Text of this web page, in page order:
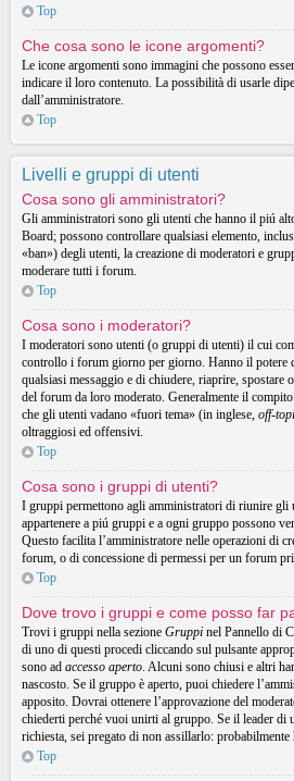
Top
Che cosa sono le icone argomenti?
Le icone argomenti sono immagini che possono
indicare il loro contenuto. La possibilità di usarle
dall’amministratore.
Top
Livelli e gruppi di utenti
Cosa sono gli amministratori?
Gli amministratori sono gli utenti che hanno il piú
Board; possono controllare qualsiasi elemento,
«ban») degli utenti, la creazione di moderatori e
moderare tutti i forum.
Top
Cosa sono i moderatori?
I moderatori sono utenti (o gruppi di utenti) il cui
controllo i forum giorno per giorno. Hanno il potere
qualsiasi messaggio e di chiudere, riaprire, spostare
del forum da loro moderato. Generalmente il
che gli utenti vadano «fuori tema» (in inglese, off-
oltraggiosi ed offensivi.
Top
Cosa sono i gruppi di utenti?
I gruppi permettono agli amministratori di riunire gli
appartenere a piú gruppi e a ogni gruppo possono
Questo facilita l’amministratore nelle operazioni di
forum, o di concessione di permessi per un forum
Top
Dove trovo i gruppi e come posso far
Trovi i gruppi nella sezione Gruppi nel Pannello di
di uno di questi procedi cliccando sul pulsante
sono ad accesso aperto. Alcuni sono chiusi e altri
nascosto. Se il gruppo è aperto, puoi chiedere
apposito. Dovrai ottenere l’approvazione del
chiederti perché vuoi unirti al gruppo. Se il leader di
richiesta, sei pregato di non assillarlo: probabilmente
Top